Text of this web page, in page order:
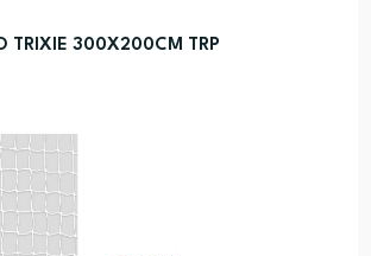
TRIXIE 300X200CM TRP